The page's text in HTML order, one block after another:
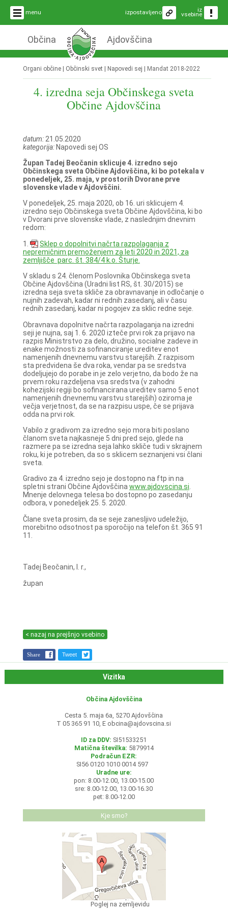
menu iz
vsebine
izpostavljeno
Občina Ajdovščina
Organi občine | Občinski svet | Napovedi sej | Mandat 2018-2022
4. izredna seja Občinskega sveta
Občine Ajdovščina
datum:21.05.2020
kategorija:Napovedi sej OS
Župan Tadej Beočanin sklicuje 4. izredno sejo
Občinskega sveta Občine Ajdovščina, ki bo potekala v
ponedeljek, 25. maja, v prostorih Dvorane prve
slovenske vlade v Ajdovščini.
V ponedeljek, 25. maja 2020, ob 16. uri sklicujem 4.
izredno sejo Občinskega sveta Občine Ajdovščina, ki bo
v Dvorani prve slovenske vlade, z naslednjim dnevnim
redom:
1.
Sklep o dopolnitvi načrta razpolaganja z
nepremičnim premoženjem za leti 2020 in 2021, za
zemljišče parc. št. 384/4 k.o. Šturje.
V skladu s 24. členom Poslovnika Občinskega sveta
Občine Ajdovščina (Uradni list RS, št. 30/2015) se
izredna seja sveta skliče za obravnavanje in odločanje o
nujnih zadevah, kadar ni rednih zasedanj, ali v času
rednih zasedanj, kadar ni pogojev za sklic redne seje.
Obravnava dopolnitve načrta razpolaganja na izredni
seji je nujna, saj 1. 6. 2020 izteče prvi rok za prijavo na
razpis Ministrstvo za delo, družino, socialne zadeve in
enake možnosti za sofinanciranje ureditev enot
namenjenih dnevnemu varstvu starejših. Z razpisom
sta predvidena še dva roka, vendar pa se sredstva
dodeljujejo do porabe in je zelo verjetno, da bodo že na
prvem roku razdeljena vsa sredstva (v zahodni
kohezijski regiji bo sofinancirana ureditev samo 5 enot
namenjenih dnevnemu varstvu starejših) oziroma je
večja verjetnost, da se na razpisu uspe, če se prijava
odda na prvi rok.
Vabilo z gradivom za izredno sejo mora biti poslano
članom sveta najkasneje 5 dni pred sejo, glede na
razmere pa se izredna seja lahko skliče tudi v skrajnem
roku, ki je potreben, da so s sklicem seznanjeni vsi člani
sveta.
Gradivo za 4. izredno sejo je dostopno na ftp in na
spletni strani Občine Ajdovščinawww.ajdovscina.si.
Mnenje delovnega telesa bo dostopno po zasedanju
odbora, v ponedeljek 25. 5. 2020.
Člane sveta prosim, da se seje zanesljivo udeležijo,
morebitno odsotnost pa sporočijo na telefon št. 365 91
11.
Tadej Beočanin, l. r.,
župan
< nazaj na prejšnjo vsebino
Share Tweet
Vizitka
Občina Ajdovščina
Cesta 5. maja 6a, 5270 Ajdovščina
T 05 365 91 10, E obcina@ajdovscina.si
ID za DDV: SI51533251
Matična številka: 5879914
Podračun EZR:
SI56 0120 1010 0014 597
Uradne ure:
pon: 8.00-12.00, 13.00-15.00
sre: 8.00-12.00, 13.00-16.30
pet: 8.00-12.00
Kje smo?
Poglej na zemljevidu